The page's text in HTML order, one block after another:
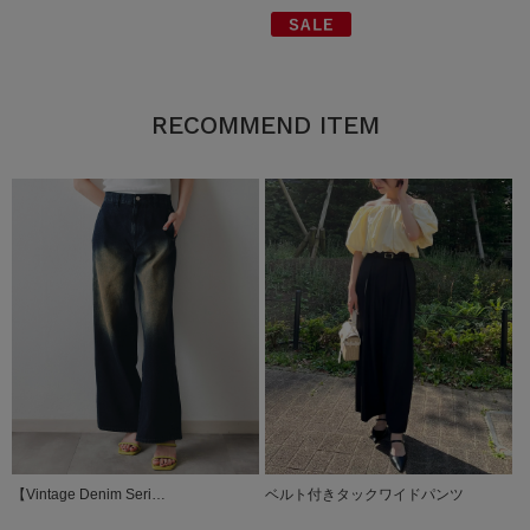
RECOMMEND ITEM
【Vintage Denim Seri… ベルト付きタックワイドパンツ